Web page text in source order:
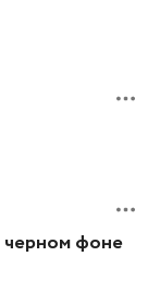
черном фоне